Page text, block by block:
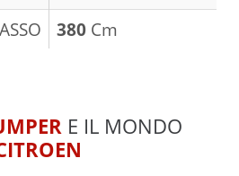
380 Cm
E IL MONDO